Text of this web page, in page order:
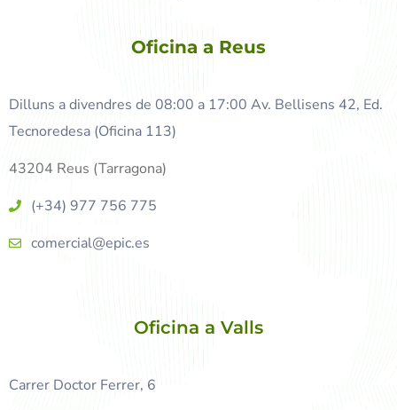
Oficina a Reus
Dilluns a divendres de 08:00 a 17:00 Av. Bellisens 42, Ed.
Tecnoredesa (Oficina 113)
43204 Reus (Tarragona)
(+34) 977 756 775
comercial@epic.es
Oficina a Valls
Carrer Doctor Ferrer, 6